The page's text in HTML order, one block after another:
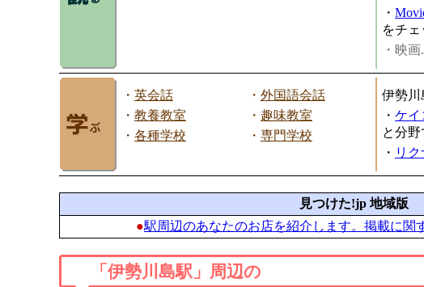
・
をチェ
・映画
・ 英会話 ・ 外国語会話
・ 教養教室 ・ 趣味教室
・ 各種学校 ・ 専門学校
伊勢川
・ ケイ
と分
・ リ
見つけた!jp 地域版
●駅周辺のあなたのお店を紹介します。掲載に関
「伊勢川島駅」周辺の